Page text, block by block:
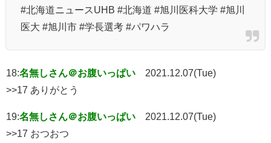
#北海道ニュースUHB #北海道 #旭川医科大学 #旭川
医大 #旭川市 #学長選考 #パワハラ
18:名無しさん＠お腹いっぱい
2021.12.07(Tue)
>>17 ありがとう
19:名無しさん＠お腹いっぱい
2021.12.07(Tue)
>>17 おつおつ